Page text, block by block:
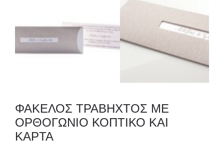
ΦΑΚΕΛΟΣ ΤΡΑΒΗΧΤΟΣ ΜΕ
ΟΡΘΟΓΩΝΙΟ ΚΟΠΤΙΚΟ ΚΑΙ
ΚΑΡΤΑ